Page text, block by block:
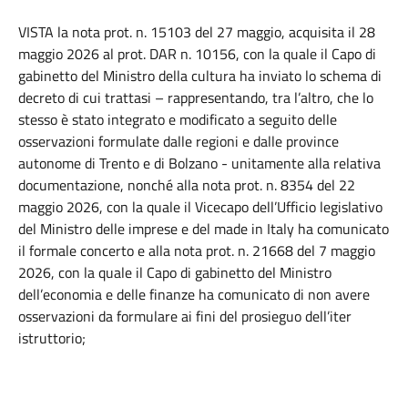
VISTA la nota prot. n. 15103 del 27 maggio, acquisita il 28
maggio 2026 al prot. DAR n. 10156, con la quale il Capo di
gabinetto del Ministro della cultura ha inviato lo schema di
decreto di cui trattasi – rappresentando, tra l’altro, che lo
stesso è stato integrato e modificato a seguito delle
osservazioni formulate dalle regioni e dalle province
autonome di Trento e di Bolzano - unitamente alla relativa
documentazione, nonché alla nota prot. n. 8354 del 22
maggio 2026, con la quale il Vicecapo dell’Ufficio legislativo
del Ministro delle imprese e del made in Italy ha comunicato
il formale concerto e alla nota prot. n. 21668 del 7 maggio
2026, con la quale il Capo di gabinetto del Ministro
dell’economia e delle finanze ha comunicato di non avere
osservazioni da formulare ai fini del prosieguo dell’iter
istruttorio;